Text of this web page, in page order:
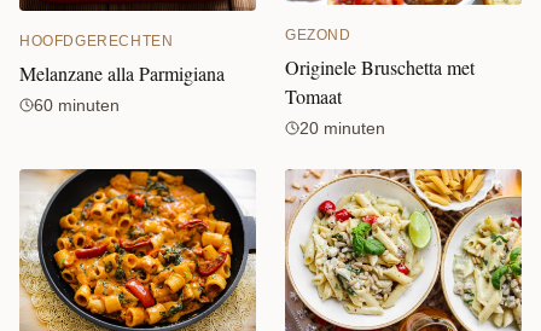
HOOFDGERECHTEN
Melanzane alla Parmigiana
60 minuten
GEZOND
Originele Bruschetta met
Tomaat
20 minuten